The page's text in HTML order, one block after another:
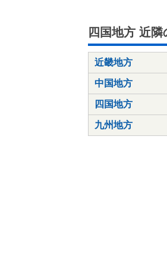
四国地方 近隣
近畿地方
中国地方
四国地方
九州地方